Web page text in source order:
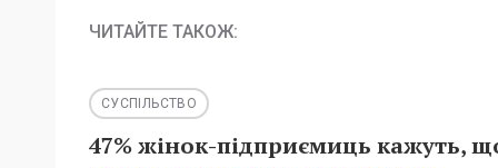
ЧИТАЙТЕ ТАКОЖ:
СУСПІЛЬСТВО
47% жінок-підприємиць кажуть,